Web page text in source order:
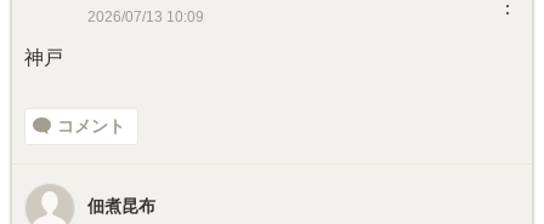
2026/07/13 10:09 ︙
神戸
コメント
佃煮昆布